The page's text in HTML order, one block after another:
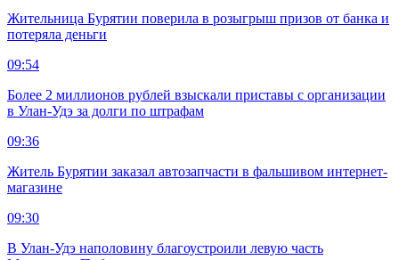
Жительница Бурятии поверила в розыгрыш призов от банка и
потеряла деньги
09:54
Более 2 миллионов рублей взыскали приставы с организации
в Улан-Удэ за долги по штрафам
09:36
Житель Бурятии заказал автозапчасти в фальшивом интернет-
магазине
09:30
В Улан-Удэ наполовину благоустроили левую часть